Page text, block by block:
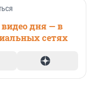
дня — в
сетях